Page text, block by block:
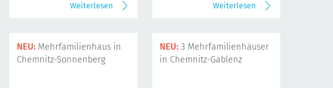
Weiterlesen Weiterlesen
NEU: Mehrfamilienhaus in
Chemnitz-Sonnenberg
NEU: 3 Mehrfamilienhäuser
in Chemnitz-Gablenz